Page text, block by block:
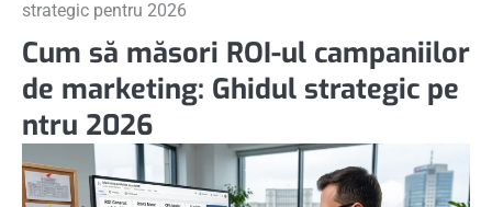
strategic pentru 2026
Cum să măsori ROI-ul campaniilor
de marketing: Ghidul strategic pe
ntru 2026